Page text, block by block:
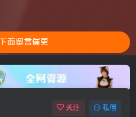
面留言催更
关注 私信